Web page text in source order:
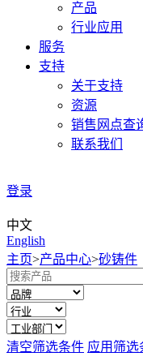
产品
行业应用
服务
支持
关于支持
资源
销售网点查
联系我们
登录
中文
English
主页>产品中心>砂铸件
清空筛选条件 应用筛选